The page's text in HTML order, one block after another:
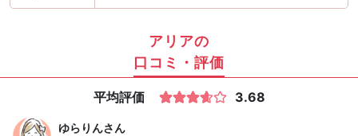
アリアの
口コミ・評価
平均評価 3.68
ゆらりんさん